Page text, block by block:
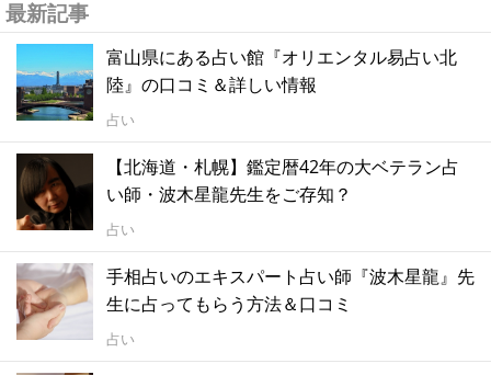
最新記事
富山県にある占い館『オリエンタル易占い北
陸』の口コミ＆詳しい情報
占い
【北海道・札幌】鑑定暦42年の大ベテラン占
い師・波木星龍先生をご存知？
占い
手相占いのエキスパート占い師『波木星龍』先
生に占ってもらう方法＆口コミ
占い